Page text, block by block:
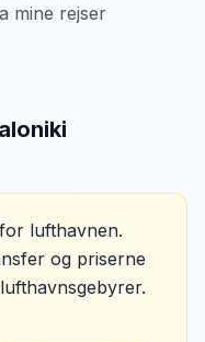
mine rejser
lufthavnen.
og priserne